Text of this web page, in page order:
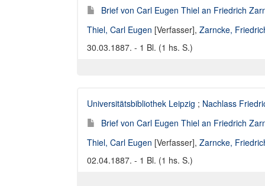
Brief von Carl Eugen Thiel an Friedrich
Thiel, Carl Eugen [Verfasser], Zarncke,
30.03.1887. - 1 Bl. (1 hs. S.)
Universitätsbibliothek Leipzig ; Nachlass
Brief von Carl Eugen Thiel an Friedrich
Thiel, Carl Eugen [Verfasser], Zarncke,
02.04.1887. - 1 Bl. (1 hs. S.)